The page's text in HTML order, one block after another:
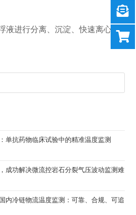
液进行分离、沉淀、快速离心
单抗药物临床试验中的精准温度监测
成功解决微流控岩石分裂气压波动监测难
内冷链物流温度监测：可靠、合规、可追